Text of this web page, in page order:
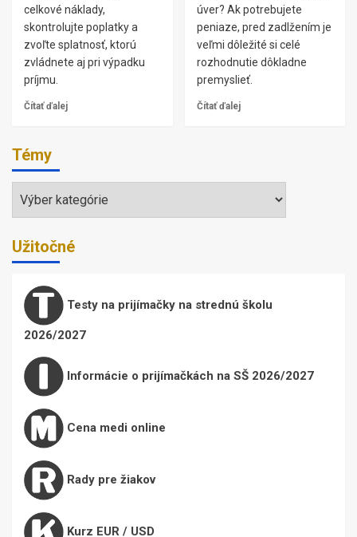
celkové náklady,
skontrolujte poplatky a
zvoľte splatnosť, ktorú
zvládnete aj pri výpadku
príjmu.
Čítať ďalej
úver? Ak potrebujete
peniaze, pred zadlžením je
veľmi dôležité si celé
rozhodnutie dôkladne
premyslieť.
Čítať ďalej
Témy
Témy
Užitočné
Testy na prijímačky na strednú školu
2026/2027
Informácie o prijímačkách na SŠ 2026/2027
Cena medi online
Rady pre žiakov
Kurz EUR / USD